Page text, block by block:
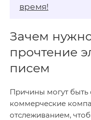
время!
Зачем
прочтение
писем
Причины могут
коммерческие
отслеживанием,